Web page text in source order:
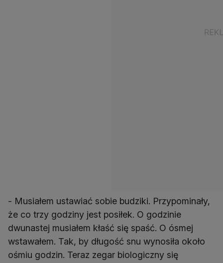
- Musiałem ustawiać sobie budziki. Przypominały,
że co trzy godziny jest posiłek. O godzinie
dwunastej musiałem kłaść się spaść. O ósmej
wstawałem. Tak, by długość snu wynosiła około
ośmiu godzin. Teraz zegar biologiczny się